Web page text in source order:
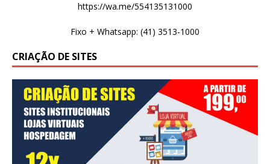
https://wa.me/554135131000
Fixo + Whatsapp: (41) 3513-1000
CRIAÇÃO DE SITES